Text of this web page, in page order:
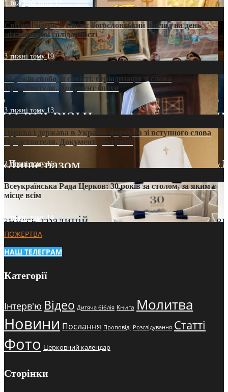
1 тиждень тому12
Світові лідери в Києві: богословський погляд на день
міжнародної солідарності
3 тижні тому19
35 років свободи совісті: періодизація зі слова
Предстоятеля. Документ епохи
3 тижні тому 13
Церква і держава в Україні: формула зі вступного слова
Предстоятеля. Документ доктрини
3 тижні тому16
Всеукраїнська Рада Церков: 30 років за столом, за яким є
місце всім
3 тижні тому14
ПОЖЕРТВА
НАШ ТЕЛЕГРАМ
Категорії
Інтерв'ю Відео Дитяча біблія Книга Молитва
Новини Послання Проповіді Розслідування Статті
Фото Церковний календар
Сторінки